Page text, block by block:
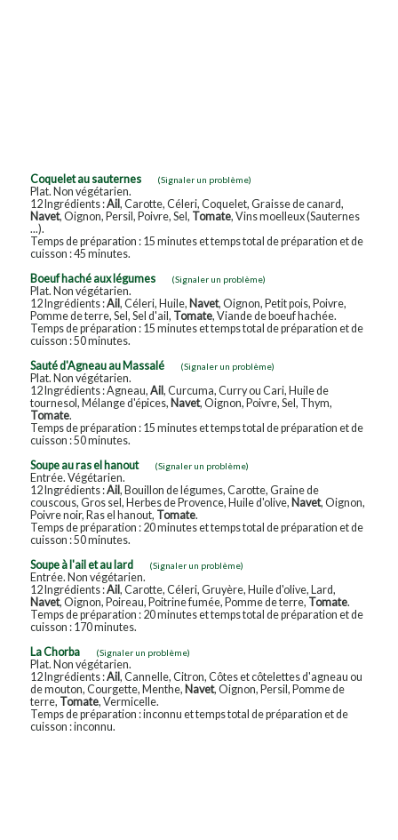
Coquelet au sauternes (Signaler un problème)
Plat. Non végétarien.
12 Ingrédients :Ail , Carotte, Céleri, Coquelet, Graisse de canard,
Navet, Oignon, Persil, Poivre, Sel, Tomate, Vins moelleux (Sauternes
...).
Temps de préparation : 15 minutes et temps total de préparation et de
cuisson : 45 minutes.
Boeuf haché aux légumes
(Signaler un problème)
Plat. Non végétarien.
12 Ingrédients :Ail , Céleri, Huile, Navet, Oignon, Petit pois, Poivre,
Pomme de terre, Sel, Sel d'ail, Tomate, Viande de boeuf hachée.
Temps de préparation : 15 minutes et temps total de préparation et de
cuisson : 50 minutes.
Sauté d'Agneau au Massalé
(Signaler un problème)
Plat. Non végétarien.
12 Ingrédients : Agneau, Ail , Curcuma, Curry ou Cari, Huile de
tournesol, Mélange d'épices, Navet, Oignon, Poivre, Sel, Thym,
Tomate.
Temps de préparation : 15 minutes et temps total de préparation et de
cuisson : 50 minutes.
Soupe au ras el hanout
(Signaler un problème)
Entrée. Végétarien.
12 Ingrédients :Ail , Bouillon de légumes, Carotte, Graine de
couscous, Gros sel, Herbes de Provence, Huile d'olive, Navet, Oignon,
Poivre noir, Ras el hanout, Tomate.
Temps de préparation : 20 minutes et temps total de préparation et de
cuisson : 50 minutes.
Soupe à l'ail et au lard
(Signaler un problème)
Entrée. Non végétarien.
12 Ingrédients :Ail , Carotte, Céleri, Gruyère, Huile d'olive, Lard,
Navet, Oignon, Poireau, Poitrine fumée, Pomme de terre, Tomate.
Temps de préparation : 20 minutes et temps total de préparation et de
cuisson : 170 minutes.
La Chorba
(Signaler un problème)
Plat. Non végétarien.
12 Ingrédients :Ail , Cannelle, Citron, Côtes et côtelettes d'agneau ou
de mouton, Courgette, Menthe, Navet, Oignon, Persil, Pomme de
terre, Tomate, Vermicelle.
Temps de préparation : inconnu et temps total de préparation et de
cuisson : inconnu.